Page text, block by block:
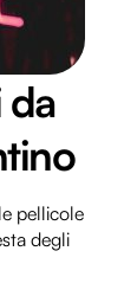
da
pellicole
degli